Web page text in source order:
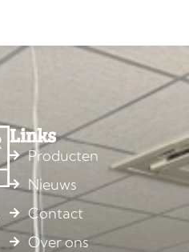
Links
Producten
Nieuws
Contact
Over ons